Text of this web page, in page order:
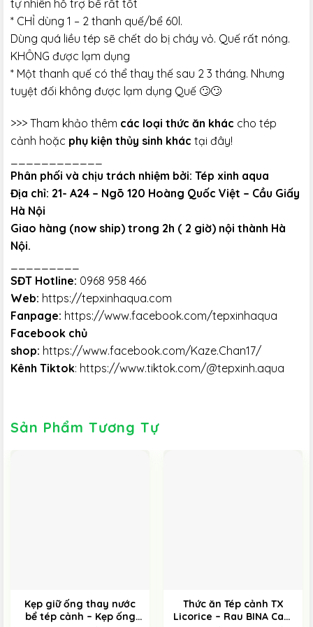
tự nhiên hỗ trợ bể rất tốt
* CHỈ dùng 1 – 2 thanh quế/bể 60l.
Dùng quá liều tép sẽ chết do bị cháy vỏ. Quế rất nóng.
KHÔNG được lạm dụng
* Một thanh quế có thể thay thế sau 2 3 tháng. Nhưng
tuyệt đối không được lạm dụng Quế 🙄🙄
>>> Tham khảo thêm các loại thức ăn khác cho tép
cảnh hoặc phụ kiện thủy sinh khác tại đây!
Phân phối và chịu trách nhiệm bởi: Tép xinh aqua
Địa chỉ: 21- A24 – Ngõ 120 Hoàng Quốc Việt – Cầu Giấy
Hà Nội
Giao hàng (now ship) trong 2h ( 2 giờ) nội thành Hà
Nội.
SĐT Hotline: 0968 958 466
Web: https://tepxinhaqua.com
Fanpage: https://www.facebook.com/tepxinhaqua
Facebook chủ
shop: https://www.facebook.com/Kaze.Chan17/
Kênh Tiktok: https://www.tiktok.com/@tepxinh.aqua
Sản Phẩm Tương Tự
Kẹp giữ ống thay nước
bể tép cảnh – Kẹp ống
Thức ăn Tép cảnh TX
Licorice – Rau BINA Cam